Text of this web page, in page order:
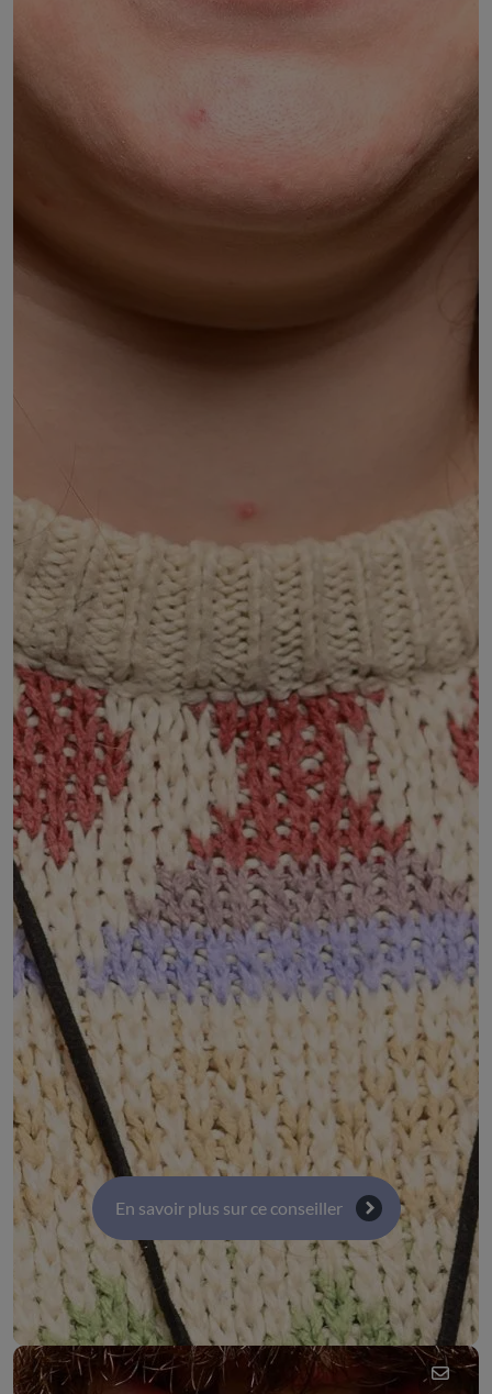
Agathe MOLY
DÉSIGNÉ PAR :
Accord entre :
dont un représentant âgé de moins de 27 ans
d'une association dejeunesse et d'éducation
populaire, ayant fait I'objet d'un agrément par le
ministère chargé de la jeunesse
le Collectif régional des associations de
jeunesse et d'éducation populaire (CRAJEP)
Auvergne-Rhône-Alpes
COMMISSIONS :
Commission 9 : Ruralité, équité et équilibre des
territoires, développement des territoires ruraux
Commission 3 : Orientation, éducation, formation et
parcours professionnels
En savoir plus sur ce conseiller